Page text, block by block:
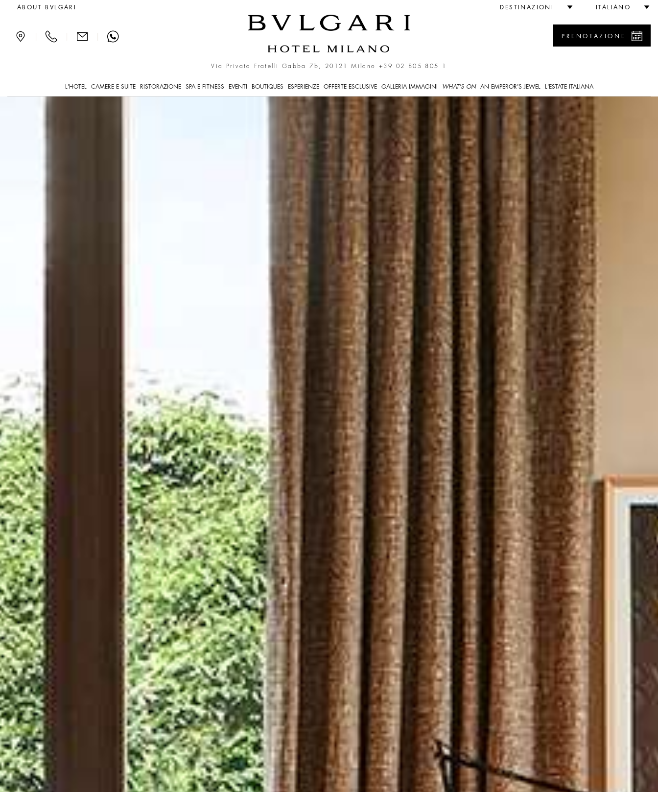
Premium Rooms all'hotel di lusso a Milano Italia
ABOUT BVLGARI DESTINAZIONI ITALIANO
Via Privata Fratelli Gabba 7b, 20121 Milano+39 02 805 805 1
PRENOTAZIONE
L'HOTEL CAMERE E SUITE RISTORAZIONE SPA E FITNESS EVENTI BOUTIQUES ESPERIENZE OFFERTE ESCLUSIVE GALLERIA IMMAGINI WHAT'S ON AN EMPEROR'S JEWEL L'ESTATE ITALIANA